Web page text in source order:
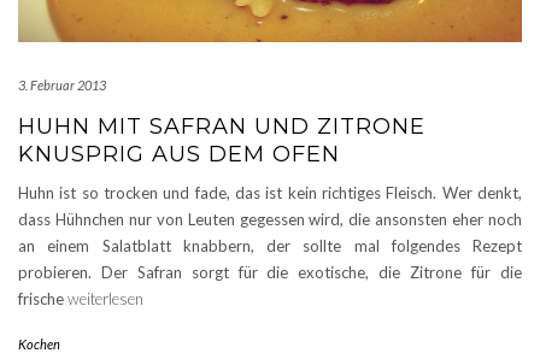
3. Februar 2013
HUHN MIT SAFRAN UND ZITRONE
KNUSPRIG AUS DEM OFEN
Huhn ist so trocken und fade, das ist kein richtiges Fleisch. Wer denkt,
dass Hühnchen nur von Leuten gegessen wird, die ansonsten eher noch
an einem Salatblatt knabbern, der sollte mal folgendes Rezept
probieren. Der Safran sorgt für die exotische, die Zitrone für die
frischeweiterlesen
Kochen